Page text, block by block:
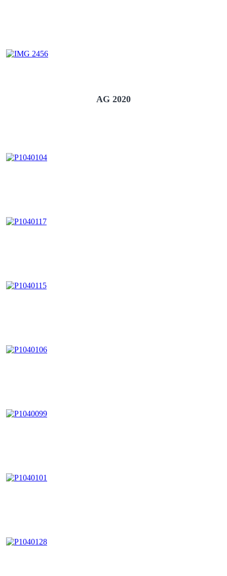
AG 2020